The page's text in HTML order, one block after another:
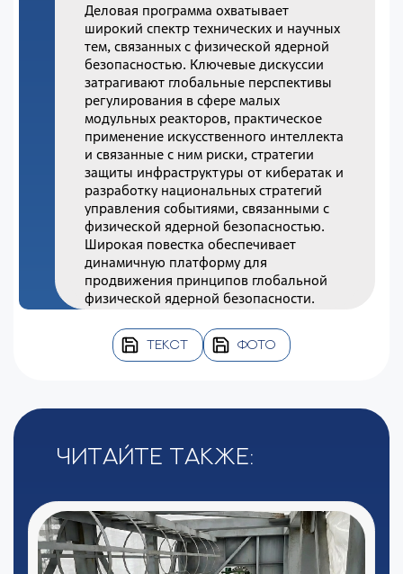
Деловая программа охватывает
широкий спектр технических и научных
тем, связанных с физической ядерной
безопасностью. Ключевые дискуссии
затрагивают глобальные перспективы
регулирования в сфере малых
модульных реакторов, практическое
применение искусственного интеллекта
и связанные с ним риски, стратегии
защиты инфраструктуры от кибератак и
разработку национальных стратегий
управления событиями, связанными с
физической ядерной безопасностью.
Широкая повестка обеспечивает
динамичную платформу для
продвижения принципов глобальной
физической ядерной безопасности.
ТЕКСТ ФОТО
Читайте также: